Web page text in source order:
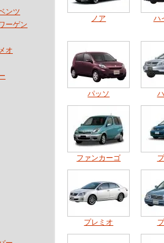
ンツ
ーゲン
オ
ノア ハ
パッソ
ファンカーゴ
プレミオ